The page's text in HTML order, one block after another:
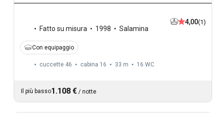
Fatto su misura 1998 Salamina
4,00(1)
Con equipaggio
cuccette 46 cabina 16 33 m 16 WC
Il più basso1.108 € / notte